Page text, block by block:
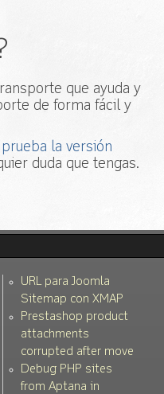
que ayuda y
de forma fácil y
prueba la versión
duda que tengas.
URL para Joomla
Sitemap con XMAP
Prestashop product
attachments
corrupted after move
Debug PHP sites
from Aptana in